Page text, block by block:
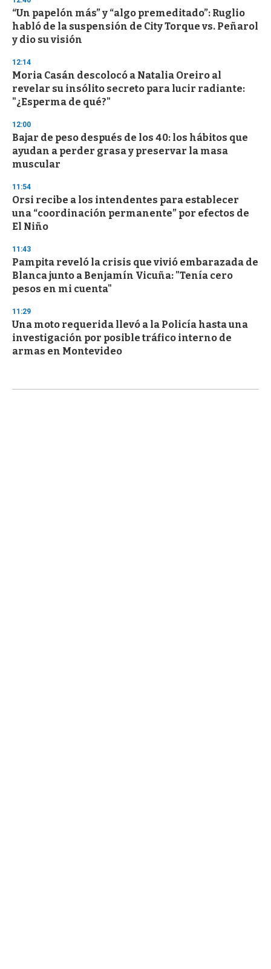
“Un papelón más” y “algo premeditado”: Ruglio
habló de la suspensión de City Torque vs. Peñarol
y dio su visión
12:14
Moria Casán descolocó a Natalia Oreiro al
revelar su insólito secreto para lucir radiante:
"¿Esperma de qué?"
12:00
Bajar de peso después de los 40: los hábitos que
ayudan a perder grasa y preservar la masa
muscular
11:54
Orsi recibe a los intendentes para establecer
una “coordinación permanente” por efectos de
El Niño
11:43
Pampita reveló la crisis que vivió embarazada de
Blanca junto a Benjamín Vicuña: "Tenía cero
pesos en mi cuenta"
11:29
Una moto requerida llevó a la Policía hasta una
investigación por posible tráfico interno de
armas en Montevideo